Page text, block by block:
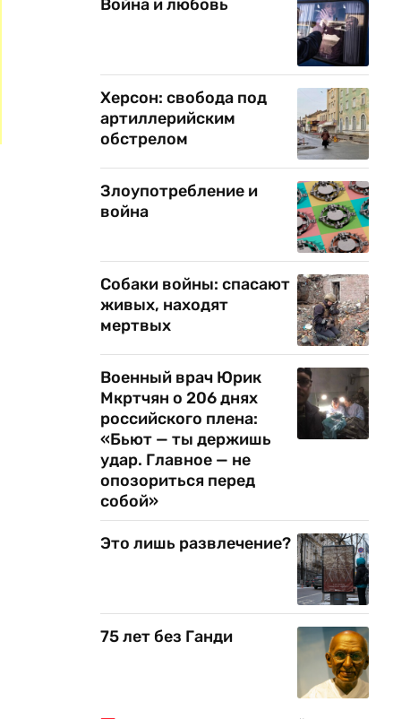
Война и любовь
Херсон: свобода под
артиллерийским
обстрелом
Злоупотребление и
война
Собаки войны: спасают
живых, находят
мертвых
Военный врач Юрик
Мкртчян о 206 днях
российского плена:
«Бьют — ты держишь
удар. Главное — не
опозориться перед
собой»
Это лишь развлечение?
75 лет без Ганди